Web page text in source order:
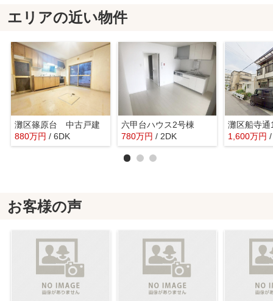
エリアの近い物件
灘区篠原台 中古戸建
880万円 / 6DK
六甲台ハウス2号棟
780万円 / 2DK 1,600万円
お客様の声